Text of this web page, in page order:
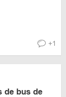
+1
de bus de